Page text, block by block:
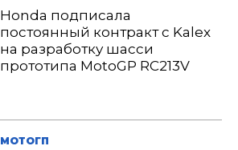
Honda подписала
постоянный контракт с Kalex
на разработку шасси
прототипа MotoGP RC213V
МОТОГП